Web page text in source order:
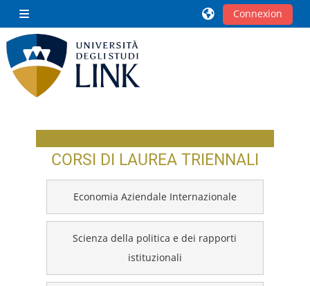
Panneau latéral
Connexion
CORSI DI LAUREA TRIENNALI
Economia Aziendale Internazionale
Scienza della politica e dei rapporti
istituzionali